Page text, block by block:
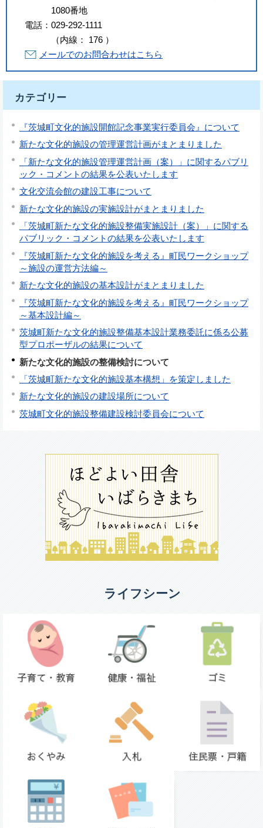
1080番地
電話： 029-292-1111
（内線 ： 176 ）
メールでのお問合わせはこちら
カテゴリー
『茨城町文化的施設開館記念事業実行委員会』について
新たな文化的施設の管理運営計画がまとまりました
「新たな文化的施設管理運営計画（案）」に関するパブリ
ック・コメントの結果を公表いたします
文化交流会館の建設工事について
新たな文化的施設の実施設計がまとまりました
「茨城町新たな文化的施設整備実施設計（案）」に関する
パブリック・コメントの結果を公表いたします
『茨城町新たな文化的施設を考える』町民ワークショップ
～施設の運営方法編～
新たな文化的施設の基本設計がまとまりました
『茨城町新たな文化的施設を考える』町民ワークショップ
～基本設計編～
茨城町新たな文化的施設整備基本設計業務委託に係る公募
型プロポーザルの結果について
新たな文化的施設の整備検討について
「茨城町新たな文化的施設基本構想」を策定しました
新たな文化的施設の建設場所について
茨城町文化的施設整備建設検討委員会について
ライフシーン